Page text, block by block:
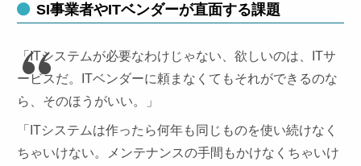
SI事業者やITベンダーが直面する課題
「ITシステムが必要なわけじゃない、欲しいのは、ITサ
ービスだ。ITベンダーに頼まなくてもそれができるのな
ら、そのほうがいい。」
「ITシステムは作ったら何年も同じものを使い続けなく
ちゃいけない。メンテナンスの手間もかけなくちゃいけ